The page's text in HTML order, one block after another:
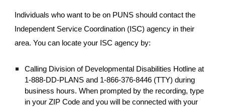
Individuals who want to be on PUNS should contact the
Independent Service Coordination (ISC) agency in their
area. You can locate your ISC agency by:
Calling Division of Developmental Disabilities Hotline at
1-888-DD-PLANS and 1-866-376-8446 (TTY) during
business hours. When prompted by the recording, type
in your ZIP Code and you will be connected with your